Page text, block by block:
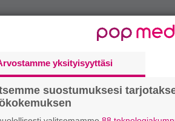
levyn tyyliä Infernolle näin:
yksityisyyttäsi
suostumuksesi